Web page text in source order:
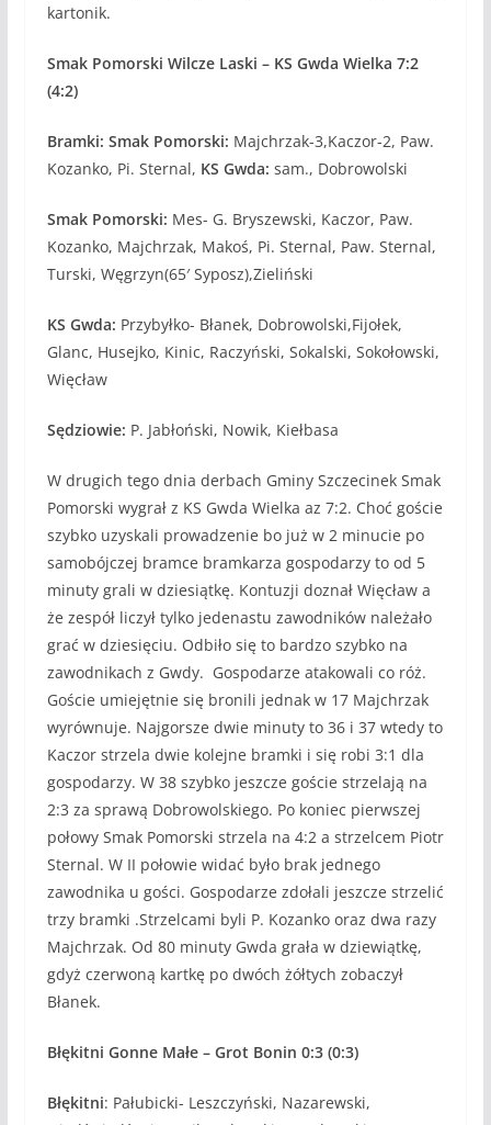
kartonik.
Smak Pomorski Wilcze Laski – KS Gwda Wielka 7:2
(4:2)
Bramki: Smak Pomorski: Majchrzak-3,Kaczor-2, Paw.
Kozanko, Pi. Sternal, KS Gwda: sam., Dobrowolski
Smak Pomorski: Mes- G. Bryszewski, Kaczor, Paw.
Kozanko, Majchrzak, Makoś, Pi. Sternal, Paw. Sternal,
Turski, Węgrzyn(65′ Syposz),Zieliński
KS Gwda: Przybyłko- Błanek, Dobrowolski,Fijołek,
Glanc, Husejko, Kinic, Raczyński, Sokalski, Sokołowski,
Więcław
Sędziowie: P. Jabłoński, Nowik, Kiełbasa
W drugich tego dnia derbach Gminy Szczecinek Smak
Pomorski wygrał z KS Gwda Wielka az 7:2. Choć goście
szybko uzyskali prowadzenie bo już w 2 minucie po
samobójczej bramce bramkarza gospodarzy to od 5
minuty grali w dziesiątkę. Kontuzji doznał Więcław a
że zespół liczył tylko jedenastu zawodników należało
grać w dziesięciu. Odbiło się to bardzo szybko na
zawodnikach z Gwdy. Gospodarze atakowali co róż.
Goście umiejętnie się bronili jednak w 17 Majchrzak
wyrównuje. Najgorsze dwie minuty to 36 i 37 wtedy to
Kaczor strzela dwie kolejne bramki i się robi 3:1 dla
gospodarzy. W 38 szybko jeszcze goście strzelają na
2:3 za sprawą Dobrowolskiego. Po koniec pierwszej
połowy Smak Pomorski strzela na 4:2 a strzelcem Piotr
Sternal. W II połowie widać było brak jednego
zawodnika u gości. Gospodarze zdołali jeszcze strzelić
trzy bramki .Strzelcami byli P. Kozanko oraz dwa razy
Majchrzak. Od 80 minuty Gwda grała w dziewiątkę,
gdyż czerwoną kartkę po dwóch żółtych zobaczył
Błanek.
Błękitni Gonne Małe – Grot Bonin 0:3 (0:3)
Błękitni: Pałubicki- Leszczyński, Nazarewski,